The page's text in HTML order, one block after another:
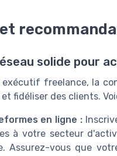
solide pour
freelance, la
fidéliser des clients.
en ligne :
à votre secteur
Assurez-vous que